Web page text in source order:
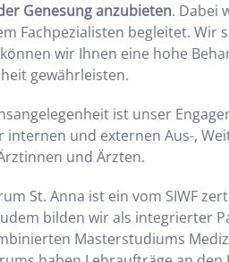
Genesung anzubieten. Dabei
Fachpezialisten begleitet.
wir Ihnen eine hohe
gewährleisten.
ist unser
internen und externen Aus-,
und Ärzten.
St. Anna ist ein vom SIWF
bilden wir als integrierter
Masterstudiums